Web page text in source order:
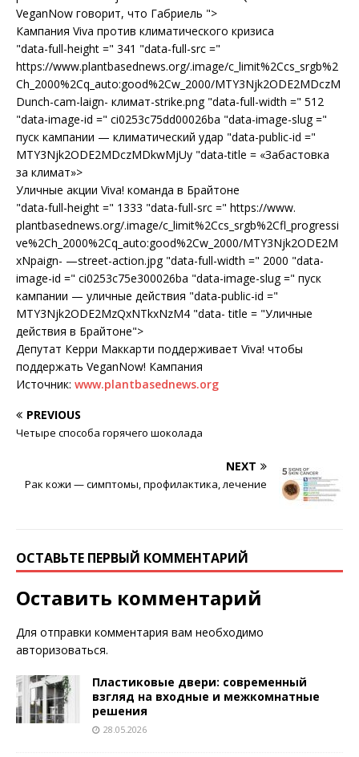
VeganNow говорит, что Габриель ">
Кампания Viva против климатического кризиса
"data-full-height =" 341 "data-full-src ="
https://www.plantbasednews.org/.image/c_limit%2Ccs_srgb%2
Ch_2000%2Cq_auto:good%2Cw_2000/MTY3Njk2ODE2MDczM
Dunch-cam-laign- климат-strike.png "data-full-width =" 512
"data-image-id =" ci0253c75dd00026ba "data-image-slug ="
пуск кампании — климатический удар "data-public-id ="
MTY3Njk2ODE2MDczMDkwMjUy "data-title = «Забастовка
за климат»>
Уличные акции Viva! команда в Брайтоне
"data-full-height =" 1333 "data-full-src =" https://www.
plantbasednews.org/.image/c_limit%2Ccs_srgb%2Cfl_progressi
ve%2Ch_2000%2Cq_auto:good%2Cw_2000/MTY3Njk2ODE2M
xNpaign- —street-action.jpg "data-full-width =" 2000 "data-
image-id =" ci0253c75e300026ba "data-image-slug =" пуск
кампании — уличные действия "data-public-id ="
MTY3Njk2ODE2MzQxNTkxNzM4 "data- title = "Уличные
действия в Брайтоне">
Депутат Керри Маккарти поддерживает Viva! чтобы
поддержать VeganNow! Кампания
Источник: www.plantbasednews.org
PREVIOUS
Четыре способа горячего шоколада
NEXT
Рак кожи — симптомы, профилактика, лечение
ОСТАВЬТЕ ПЕРВЫЙ КОММЕНТАРИЙ
Оставить комментарий
Для отправки комментария вам необходимо
авторизоваться.
Пластиковые двери: современный
взгляд на входные и межкомнатные
решения
28.05.2026